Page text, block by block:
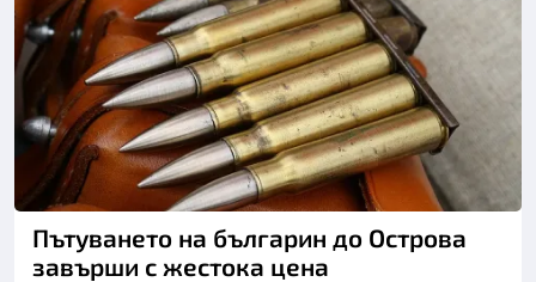
Пътуването на българин до Острова
завърши с жестока цена